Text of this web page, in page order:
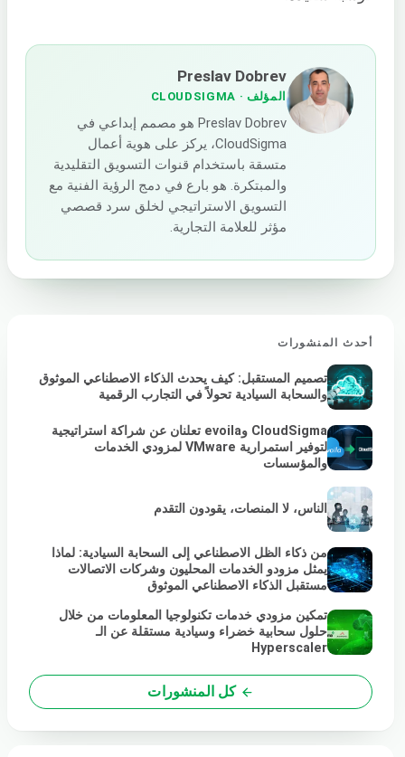
Preslav Dobrev
المؤلف· CLOUDSIGMA
Preslav Dobrev هو مصمم إبداعي في
CloudSigma، يركز على هوية أعمال
متسقة باستخدام قنوات التسويق التقليدية
والمبتكرة. هو بارع في دمج الرؤية الفنية مع
التسويق الاستراتيجي لخلق سرد قصصي
مؤثر للعلامة التجارية.
أحدث المنشورات
تصميم المستقبل: كيف يحدث الذكاء الاصطناعي الموثوق
والسحابة السيادية تحولاً في التجارب الرقمية
CloudSigma وevoila تعلنان عن شراكة استراتيجية
لتوفير استمرارية VMware لمزودي الخدمات
والمؤسسات
الناس، لا المنصات، يقودون التقدم
من ذكاء الظل الاصطناعي إلى السحابة السيادية: لماذا
يمثل مزودو الخدمات المحليون وشركات الاتصالات
مستقبل الذكاء الاصطناعي الموثوق
تمكين مزودي خدمات تكنولوجيا المعلومات من خلال
حلول سحابية خضراء وسيادية مستقلة عن الـ
Hyperscaler
كل المنشورات